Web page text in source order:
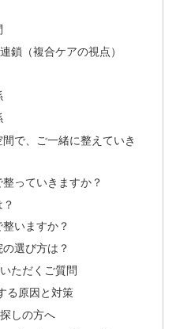
鎖（複合ケアの視点）
で、ご一緒に整えていき
っていきますか？
いますか？
選び方は？
ただくご質問
る原因と対策
しの方へ